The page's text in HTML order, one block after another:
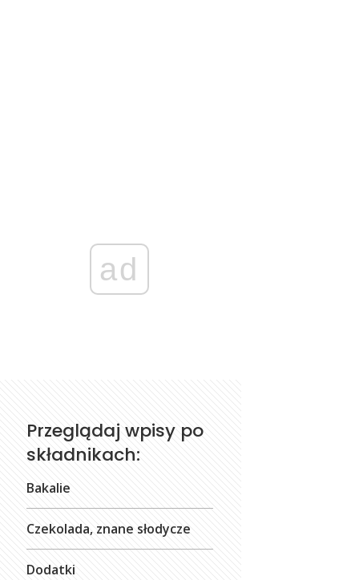
ad
Przeglądaj wpisy po
składnikach:
Bakalie
Czekolada, znane słodycze
Dodatki